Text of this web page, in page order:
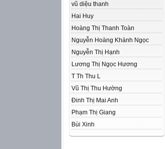
vũ diệu thanh
Hai Huy
Hoàng Thị Thanh Toàn
Nguyễn Hoàng Khánh Ngọc
Nguyễn Thị Hạnh
Lương Thị Ngọc Hương
T Th Thu L
Vũ Thị Thu Hường
Đinh Thị Mai Anh
Phạm Thị Giang
Bùi Xinh